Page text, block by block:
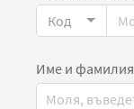
Код
Име и фамилия